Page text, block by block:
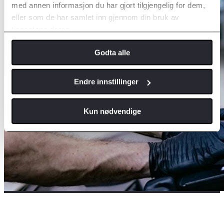
med annen informasjon du har gjort tilgjengelig for dem,
eller som de har samlet inn gjennom din bruk av
Godta alle
Endre innstillinger
Kun nødvendige